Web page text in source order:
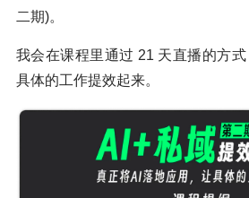
二期)。
我会在课程里通过 21 天直播的方
具体的工作提效起来。